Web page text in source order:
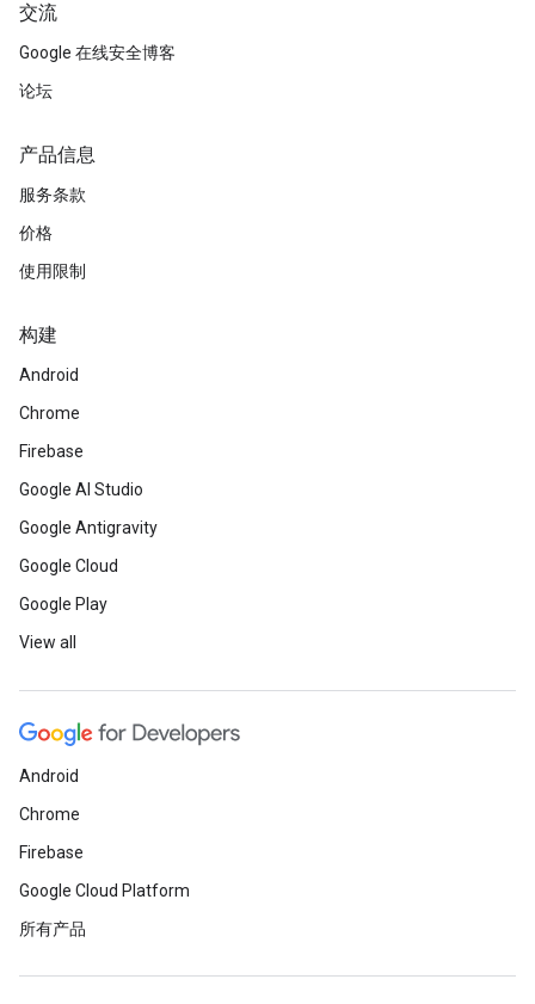
交流
Google 在线安全博客
论坛
产品信息
服务条款
价格
使用限制
构建
Android
Chrome
Firebase
Google AI Studio
Google Antigravity
Google Cloud
Google Play
View all
Android
Chrome
Firebase
Google Cloud Platform
所有产品